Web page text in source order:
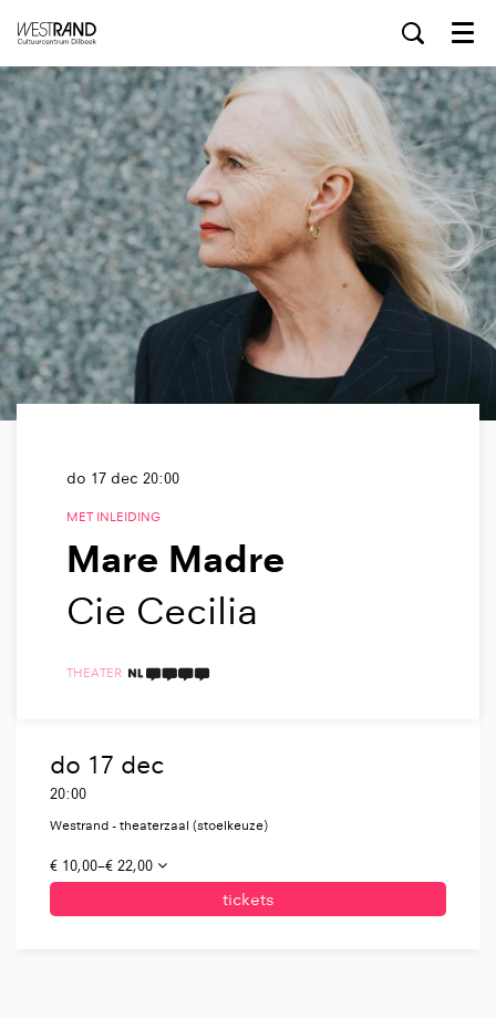
Menu
Mare Madre
Cie Cecilia
MET INLEIDING
do 17 dec 20:00
THEATER 4 TAALICONEN
do 17 dec
20:00
Westrand - theaterzaal (stoelkeuze)
€ 10,00–€ 22,00
tickets